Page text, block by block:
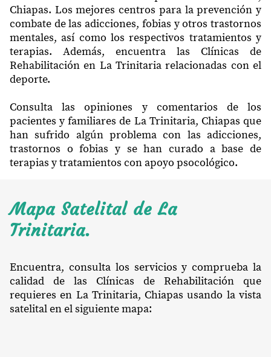
Chiapas. Los mejores centros para la prevención y
combate de las adicciones, fobias y otros trastornos
mentales, así como los respectivos tratamientos y
terapias. Además, encuentra las Clínicas de
Rehabilitación en La Trinitaria relacionadas con el
deporte.
Consulta las opiniones y comentarios de los
pacientes y familiares de La Trinitaria, Chiapas que
han sufrido algún problema con las adicciones,
trastornos o fobias y se han curado a base de
terapias y tratamientos con apoyo psocológico.
Mapa Satelital de La
Trinitaria.
Encuentra, consulta los servicios y comprueba la
calidad de las Clínicas de Rehabilitación que
requieres en La Trinitaria, Chiapas usando la vista
satelital en el siguiente mapa: